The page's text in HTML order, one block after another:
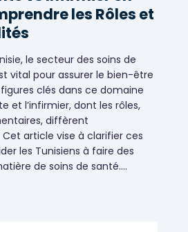
de santé
les Rôles et
le secteur des soins de
vital pour assurer le bien-être
clés dans ce domaine
et l’infirmier, dont les rôles,
diffèrent
article vise à clarifier ces
les Tunisiens à faire des
de soins de santé.…